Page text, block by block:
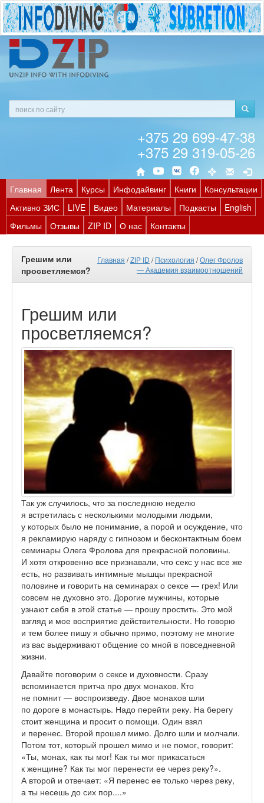
+375 29 699-47-38
+375 29 319-05-26
Главная Лента Курсы Инфодайвинг Книги
Консультации
Активно ЗИС
LIVE Видео Материалы Подкасты
English
Фильмы
Отзывы ZIP ID О нас Контакты
Грешим или
просветляемся?
Главная /ZIP ID /Психология /Олег Фролов
— Академия взаимоотношений
Грешим или
просветляемся?
Так уж случилось, что за последнюю неделю
я встретилась с несколькими молодыми людьми,
у которых было не понимание, а порой и осуждение, что
я рекламирую наряду с гипнозом и бесконтактным боем
семинары Олега Фролова для прекрасной половины.
И хотя откровенно все признавали, что секс у нас все же
есть, но развивать интимные мышцы прекрасной
половине и говорить на семинарах о сексе — грех! Или
совсем не духовно это. Дорогие мужчины, которые
узнают себя в этой статье — прошу простить. Это мой
взгляд и мое восприятие действительности. Но говорю
и тем более пишу я обычно прямо, поэтому не многие
из вас выдерживают общение со мной в повседневной
жизни.
Давайте поговорим о сексе и духовности. Сразу
вспоминается притча про двух монахов. Кто
не помнит — воспроизведу. Двое монахов шли
по дороге в монастырь. Надо перейти реку. На берегу
стоит женщина и просит о помощи. Один взял
и перенес. Второй прошел мимо. Долго шли и молчали.
Потом тот, который прошел мимо и не помог, говорит:
«Ты, монах, как ты мог! Как ты мог прикасаться
к женщине? Как ты мог перенести ее через реку?».
А второй и отвечает: «Я перенес ее только через реку,
а ты несешь до сих пор....»